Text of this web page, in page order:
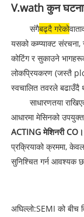
V.wath कुन
संगैबढ्दै गरेको
यसको कम्प्याक्ट
कोटिंग र सुकाउने
लोकप्रियकरण (जस्तै
स्वचालित तवरले बढाउँदै
साधारणतया
आधारमा मेसिनको
ACTING मेशिनरी
प्रक्रियाको क्रममा,
सुनिश्चित गर्न आवश्यक
अघिल्लो:SEMI को बीच